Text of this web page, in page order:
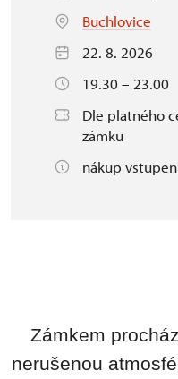
Buchlovice
22. 8. 2026
19.30 – 23.00
Dle platného
zámku
nákup
Zámkem
nerušenou